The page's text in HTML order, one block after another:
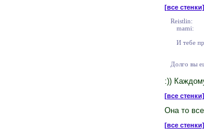
[все стенки]
Reistlin:
mami:
И тебе
Долго вы
:))
[все стенки]
Она то
[все стенки]